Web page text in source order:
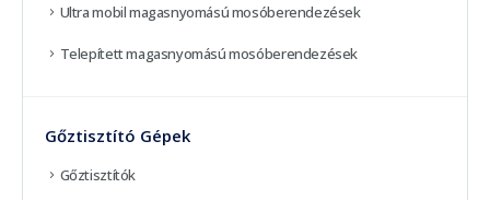
Ultra mobil magasnyomású mosóberendezések
Telepített magasnyomású mosóberendezések
Gőztisztító Gépek
Gőztisztítók